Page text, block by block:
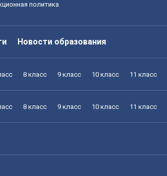
политика
Новости образования
8 класс 9 класс 10 класс 11 класс
8 класс 9 класс 10 класс 11 класс